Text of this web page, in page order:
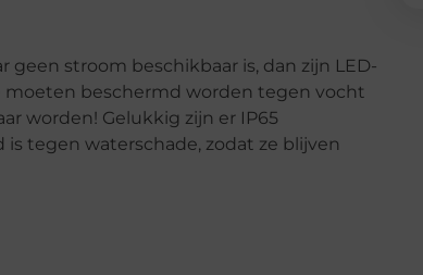
stroom beschikbaar is, dan zijn LED-
moeten beschermd worden tegen vocht
worden! Gelukkig zijn er IP65
tegen waterschade, zodat ze blijven